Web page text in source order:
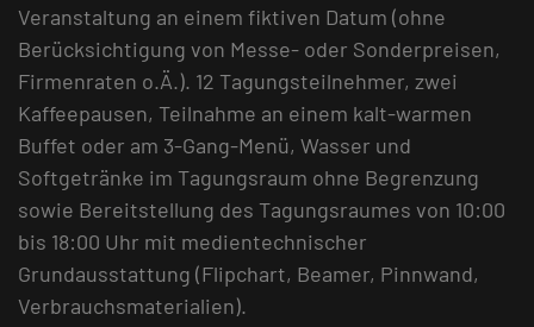
Veranstaltung an einem fiktiven Datum (ohne
Berücksichtigung von Messe- oder Sonderpreisen,
Firmenraten o.Ä.). 12 Tagungsteilnehmer, zwei
Kaffeepausen, Teilnahme an einem kalt-warmen
Buffet oder am 3-Gang-Menü, Wasser und
Softgetränke im Tagungsraum ohne Begrenzung
sowie Bereitstellung des Tagungsraumes von 10:00
bis 18:00 Uhr mit medientechnischer
Grundausstattung (Flipchart, Beamer, Pinnwand,
Verbrauchsmaterialien).